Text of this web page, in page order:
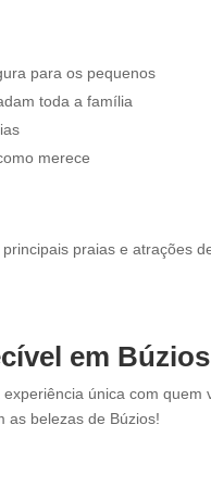
para os pequenos
toda a família
merece
praias e atrações
em Búzios
única com
as belezas de Búzios!